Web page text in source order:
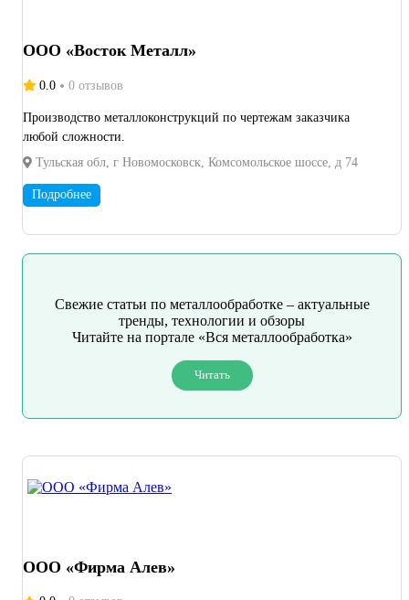
ООО «Восток Металл»
0.0 0 отзывов
Производство металлоконструкций по чертежам заказчика
любой сложности.
Тульская обл, г Новомосковск, Комсомольское шоссе, д 74
Подробнее
Свежие статьи по металлообработке – актуальные
тренды, технологии и обзоры
Читайте на портале «Вся металлообработка»
Читать
ООО «Фирма Алев»